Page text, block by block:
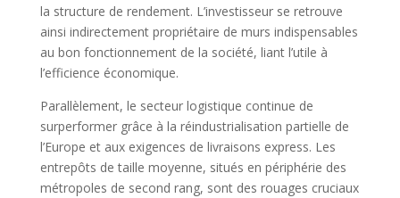
la structure de rendement. L’investisseur se retrouve
ainsi indirectement propriétaire de murs indispensables
au bon fonctionnement de la société, liant l’utile à
l’efficience économique.
Parallèlement, le secteur logistique continue de
surperformer grâce à la réindustrialisation partielle de
l’Europe et aux exigences de livraisons express. Les
entrepôts de taille moyenne, situés en périphérie des
métropoles de second rang, sont des rouages cruciaux